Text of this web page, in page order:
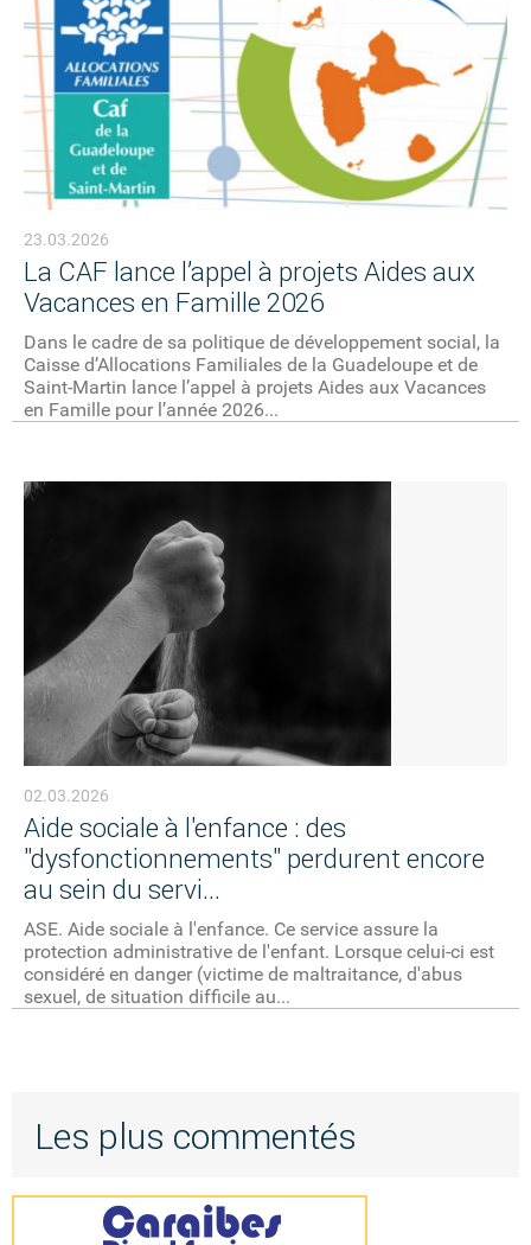
23.03.2026
La CAF lance l’appel à projets Aides aux
Vacances en Famille 2026
Dans le cadre de sa politique de développement social, la
Caisse d’Allocations Familiales de la Guadeloupe et de
Saint-Martin lance l’appel à projets Aides aux Vacances
en Famille pour l’année 2026...
02.03.2026
Aide sociale à l'enfance : des
"dysfonctionnements" perdurent encore
au sein du servi...
ASE. Aide sociale à l'enfance. Ce service assure la
protection administrative de l'enfant. Lorsque celui-ci est
considéré en danger (victime de maltraitance, d'abus
sexuel, de situation difficile au...
Les plus commentés